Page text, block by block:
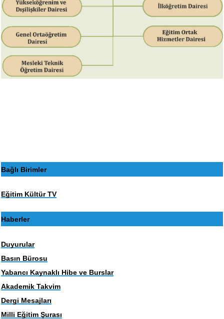
Bağlı Birimler
Eğitim Kültür TV
Haberler
Duyurular
Basın Bürosu
Yabancı Kaynaklı Hibe ve Burslar
Akademik Takvim
Dergi Mesajları
Milli Eğitim Şurası